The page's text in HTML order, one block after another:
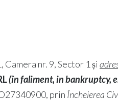
nr. 9, Sector 1 și
(în faliment, in bankruptcy,
prin Încheierea